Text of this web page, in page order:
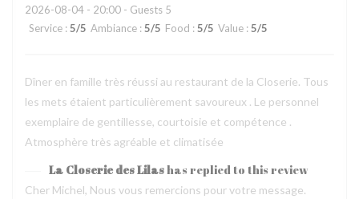
2026-08-04 - 20:00 - Guests 5
Service : 5/5 Ambiance : 5/5 Food : 5/5 Value : 5/5
Dîner en famille très réussi au restaurant de la Closerie. Tous
les mets étaient particulièrement savoureux . Le personnel
exemplaire de gentillesse, courtoisie et compétence .
Atmosphère très agréable et climatisée
La Closerie des Lilashas replied to this review
Cher Michel, Nous vous remercions pour votre message.